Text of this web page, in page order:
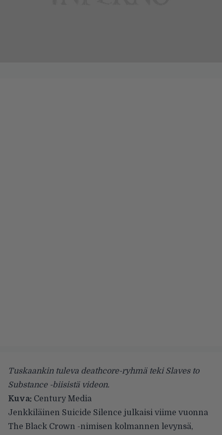
Tuskaankin tuleva deathcore-ryhmä teki Slaves to
Substance -biisistä videon.
Kuva: Century Media
Jenkkiläinen Suicide Silence julkaisi viime vuonna
The Black Crown -nimisen kolmannen levynsä,